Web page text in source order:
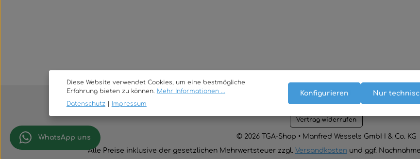
Vertrag widerrufen
© 2026 TGA-Shop • Manfred Wessels GmbH & Co. KG
Alle Preise inklusive der gesetzlichen Mehrwertsteuer zzgl. Versandkostenund ggf.
WhatsApp uns
Diese Website verwendet Cookies, um eine bestmögliche
Erfahrung bieten zu können. Mehr Informationen ...
Datenschutz
Impressum
Nur
Konfigurieren